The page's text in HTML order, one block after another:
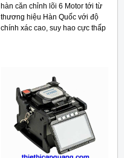
hàn căn chỉnh lõi 6 Motor tới từ
thương hiệu Hàn Quốc với độ
chính xác cao, suy hao cực thấp